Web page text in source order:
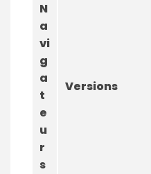
N
a
vi
g
a
t
e
u
r
s
Versions